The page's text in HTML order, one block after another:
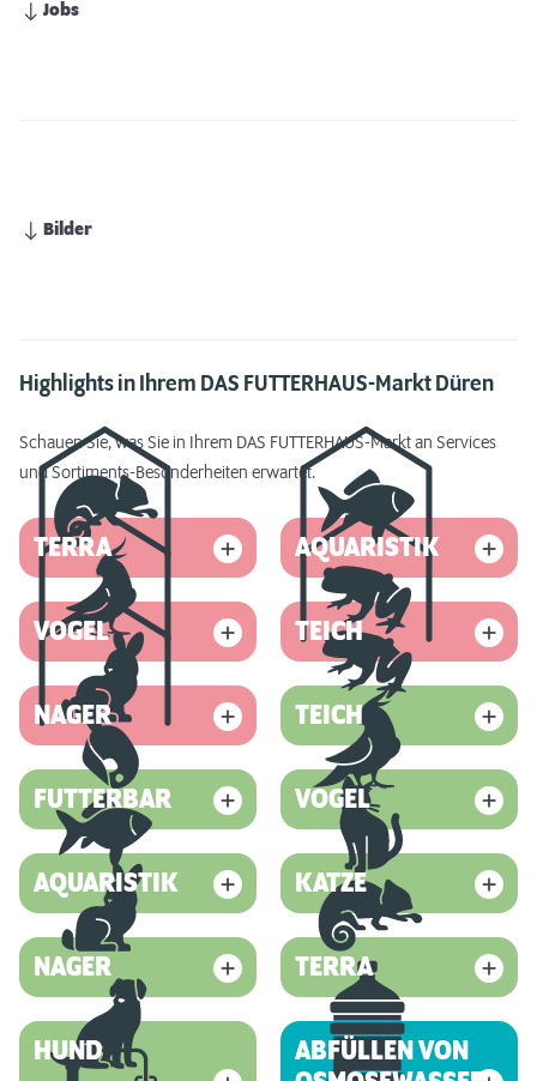
Jobs
Bilder
Highlights in Ihrem DAS FUTTERHAUS-Markt Düren
Schauen Sie, was Sie in Ihrem DAS FUTTERHAUS-Markt an Services
und Sortiments-Besonderheiten erwartet.
TERRA AQUARISTIK
VOGEL TEICH
NAGER TEICH
FUTTERBAR VOGEL
AQUARISTIK KATZE
NAGER TERRA
HUND
ABFÜLLEN VON